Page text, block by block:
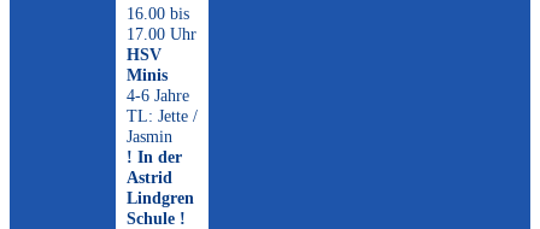
16.00 bis
17.00 Uhr
HSV
Minis
4-6 Jahre
TL: Jette /
Jasmin
! In der
Astrid
Lindgren
Schule !